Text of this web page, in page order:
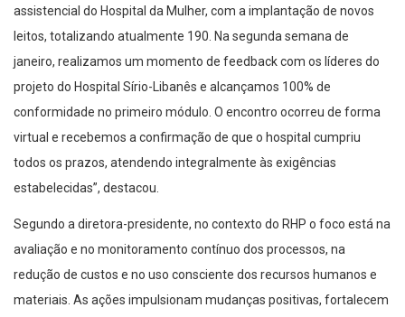
assistencial do Hospital da Mulher, com a implantação de novos
leitos, totalizando atualmente 190. Na segunda semana de
janeiro, realizamos um momento de feedback com os líderes do
projeto do Hospital Sírio-Libanês e alcançamos 100% de
conformidade no primeiro módulo. O encontro ocorreu de forma
virtual e recebemos a confirmação de que o hospital cumpriu
todos os prazos, atendendo integralmente às exigências
estabelecidas”, destacou.
Segundo a diretora-presidente, no contexto do RHP o foco está na
avaliação e no monitoramento contínuo dos processos, na
redução de custos e no uso consciente dos recursos humanos e
materiais. As ações impulsionam mudanças positivas, fortalecem